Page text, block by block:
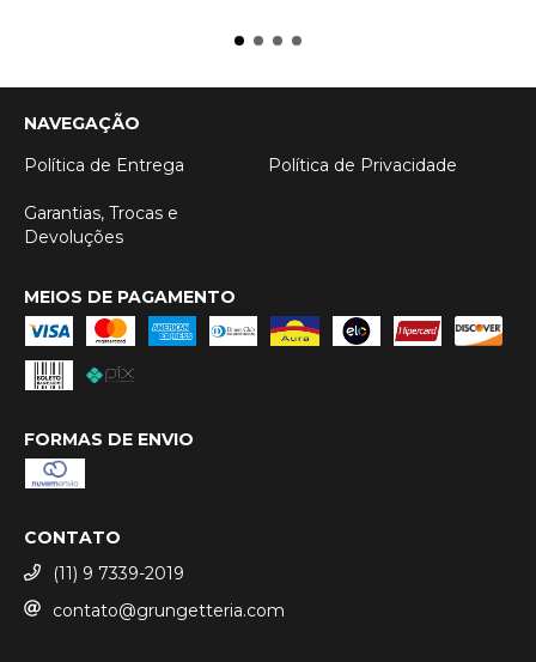
NAVEGAÇÃO
Política de Entrega
Política de Privacidade
Garantias, Trocas e
Devoluções
MEIOS DE PAGAMENTO
FORMAS DE ENVIO
CONTATO
(11) 9 7339-2019
contato@grungetteria.com